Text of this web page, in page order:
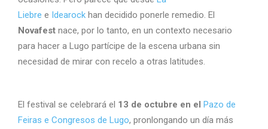
Liebre e Idearock han decidido ponerle remedio. El
Novafest nace, por lo tanto, en un contexto necesario
para hacer a Lugo partícipe de la escena urbana sin
necesidad de mirar con recelo a otras latitudes.
El festival se celebrará el 13 de octubre en el Pazo de
Feiras e Congresos de Lugo, pronlongando un día más